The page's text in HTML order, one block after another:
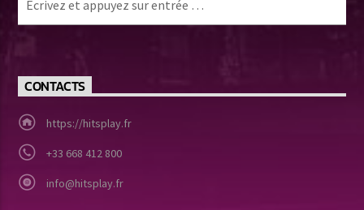
CONTACTS
https://hitsplay.fr
+33 668 412 800
info@hitsplay.fr